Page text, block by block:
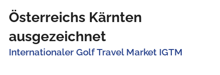
Österreichs Kärnten
ausgezeichnet
Internationaler Golf Travel Market IGTM